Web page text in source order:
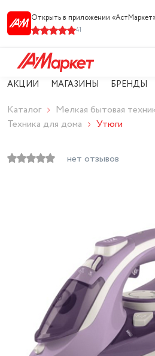
Открыть в приложении
41
АКЦИИ МАГАЗИНЫ БРЕНДЫ
Каталог
Мелкая бытовая
Техника для дома
Утюги
нет отзывов